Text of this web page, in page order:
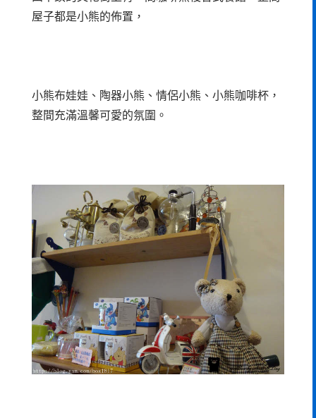
屋子都是小熊的佈置，
小熊布娃娃、陶器小熊、情侶小熊、小熊咖啡杯，
整間充滿溫馨可愛的氛圍。